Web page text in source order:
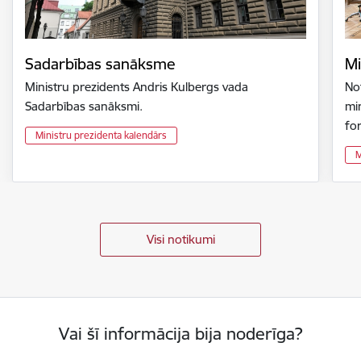
Sadarbības sanāksme
Ministru prezidents Andris Kulbergs vada
Sadarbības sanāksmi.
Ministru prezidenta kalendārs
Visi notikumi
Vai šī informācija bija noderīga?